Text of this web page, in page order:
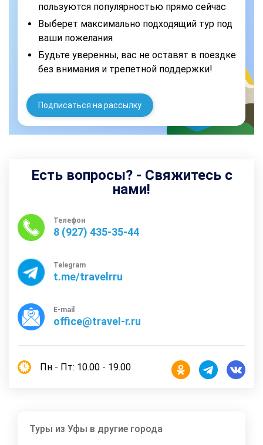
пользуются популярностью прямо сейчас
Выберет максимально подходящий тур под
ваши пожелания
Будьте уверенны, вас не оставят в поездке
без внимания и трепетной поддержки!
Подписаться на рассылку
Есть вопросы? - Свяжитесь с
нами!
Телефон
8 (927) 435-35-44
Telegram
t.me/travelrru
E-mail
office@travel-r.ru
Пн - Пт: 10.00 - 19.00
Туры из Уфы в другие города